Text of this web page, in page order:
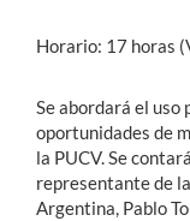
Horario: 17 horas
Se abordará el
oportunidades de
la PUCV. Se
representante de
Argentina, Pablo